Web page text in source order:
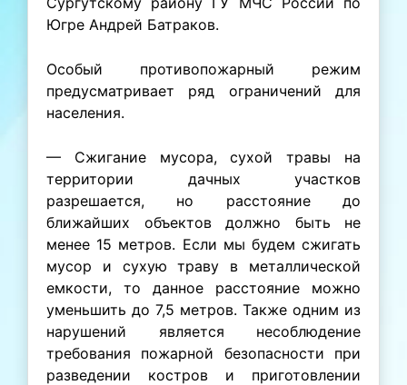
Югре Андрей Батраков.
Особый противопожарный режим
предусматривает ряд ограничений для
населения.
— Сжигание мусора, сухой травы на
территории дачных участков
разрешается, но расстояние до
ближайших объектов должно быть не
менее 15 метров. Если мы будем сжигать
мусор и сухую траву в металлической
емкости, то данное расстояние можно
уменьшить до 7,5 метров. Также одним из
нарушений является несоблюдение
требования пожарной безопасности при
разведении костров и приготовлении